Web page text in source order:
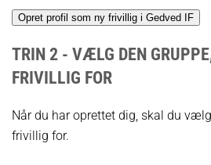
TRIN 2 - VÆLG DEN
FRIVILLIG FOR
Når du har oprettet dig, skal du
frivillig for.